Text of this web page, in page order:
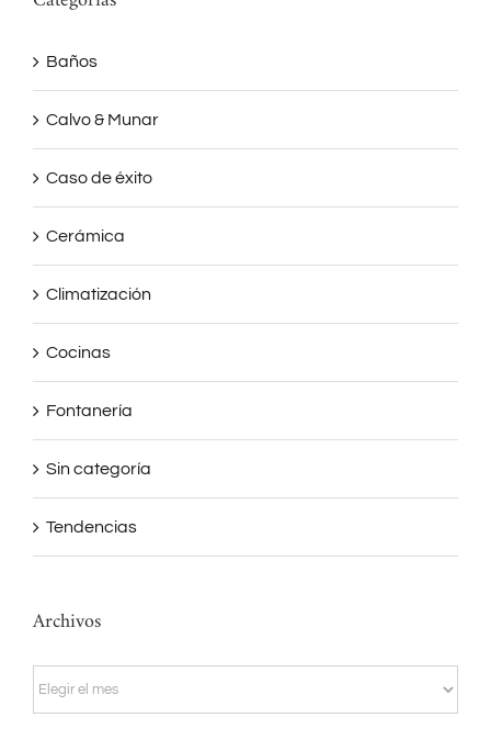
Baños
Calvo & Munar
Caso de éxito
Cerámica
Climatización
Cocinas
Fontanería
Sin categoría
Tendencias
Archivos
Archivos